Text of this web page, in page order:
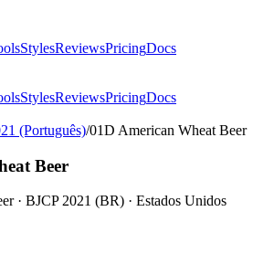
StylesReviewsPricingDocs
StylesReviewsPricingDocs
(Português)/01D American Wheat Beer
Beer
· BJCP 2021 (BR) · Estados Unidos